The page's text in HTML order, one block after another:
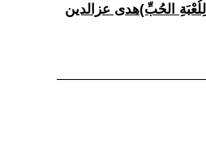
لِلُعْبَةِ الحُبِّ)هدى عزالدين